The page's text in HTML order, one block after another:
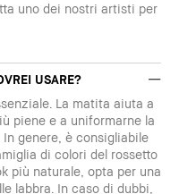
uno dei nostri artisti per
USARE?
La matita aiuta a
piene e a uniformarne la
genere, è consigliabile
di colori del rossetto
più naturale, opta per una
labbra. In caso di dubbi,